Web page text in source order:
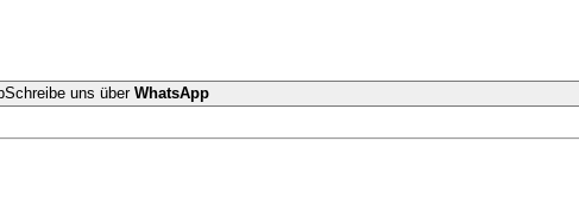
Schreibe uns über WhatsApp